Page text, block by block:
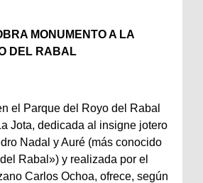
MONUMENTO A LA
DEL RABAL
el Parque del Royo del Rabal
Jota, dedicada al insigne jotero
Nadal y Auré (más conocido
Rabal») y realizada por el
Carlos Ochoa, ofrece, según